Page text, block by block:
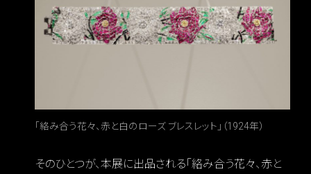
「絡み合う花々、赤と白のローズ ブレスレット」（1924年）
そのひとつが、本展に出品される「絡み合う花々、赤と